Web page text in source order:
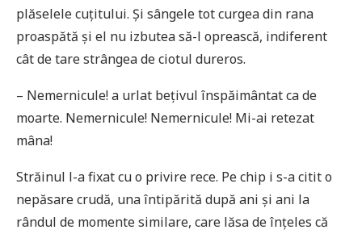
plăselele cuțitului. Și sângele tot curgea din rana
proaspătă și el nu izbutea să-l oprească, indiferent
cât de tare strângea de ciotul dureros.
– Nemernicule! a urlat bețivul înspăimântat ca de
moarte. Nemernicule! Nemernicule! Mi-ai retezat
mâna!
Străinul l-a fixat cu o privire rece. Pe chip i s-a citit o
nepăsare crudă, una întipărită după ani și ani la
rândul de momente similare, care lăsa de înțeles că